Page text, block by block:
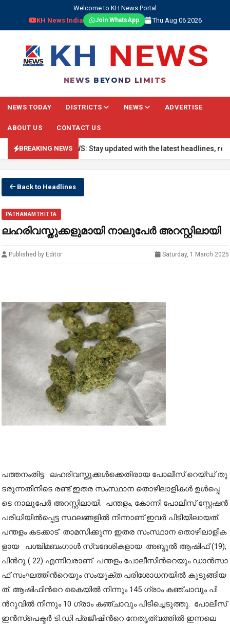
Welcome to KH News Portal
KH News India
Join WhatsApp Thu Aug 06 2026
NEWS BEYOND LIMITS
NEWS TODAY DISTRICTS NEWS ADVERTISE
ABOUT US CONTACT US
BREAKING NEWS
🔴 BREAKING NEWS: Stay updated with the latest headlines,
Back to Headlines
PATHANAMTHITTA
ല​ഹ​രിവ​സ്തു​ക്ക​ളു​മാ​യി നാ​ലു​പേ​ർ അ​റ​സ്റ്റി​ലാ​യി
Published by Editor Saturday, 1 March 2025
പ​ത്ത​നം​തി​ട്ട: ല​ഹ​രി​വ​സ്തു​ക്ക​ൾ​ക്കെ​തി​രാ​യ പോ​ലീ​സ് റെ​യ്‌​ഡ്‌ തു​
ട​രു​ന്ന​തി​നി​ടെ ര​ണ്ട് ഇതര സംസ്ഥാന തൊ​ഴി​ലാ​ളി​ക​ൾ ഉ​ൾ​പ്പെ​
ടെ നാ​ലു​പേ​ർ അ​റ​സ്റ്റി​ലാ​യി. പ​ന്ത​ളം, കോ​ന്നി പോ​ലീ​സ് സ്റ്റേ​ഷ​ൻ
പ​രി​ധി​യി​ൽ​പ്പെട്ട സ്ഥ​ല​ങ്ങ​ളി​ൽ നി​ന്നാ​ണ് ഇ​വ​ർ പി​ടി​യി​ലാ​യ​ത്.
പ​ന്ത​ളം ക​ട​ക്കാ​ട് താ​മ​സി​ക്കു​ന്ന ഇതര സംസ്ഥാന തൊ​ഴി​ലാ​ളി​ക​
ളാ​യ പ​ശ്ചി​മ​ബം​ഗാ​ൾ സ്വ​ദേ​ശി​ക​ളാ​യ അ​ബ്ദു​ൽ ആ​ഷി​ഫ് (19),
പി​ന്‍റു ( 22) എ​ന്നി​വ​രാ​ണ് പ​ന്ത​ളം പോ​ലീ​സി​ന്‍റെ​യും ഡാ​ൻ​സാ​
ഫ് സം​ഘ​ത്തി​ന്‍റെ​യും സം​യു​ക്ത പ​രി​ശോ​ധ​ന​യി​ൽ കു​ടു​ങ്ങി​യ​
ത്. ആ​ഷി​ഫി​ന്‍റെ കൈ​യി​ൽ നി​ന്നും 145 ഗ്രാം ​ക​ഞ്ചാ​വും പി​
ന്‍റു​വി​ൽ നി​ന്നും 10 ഗ്രാം ​ക​ഞ്ചാ​വും പി​ടി​ച്ചെ​ടു​ത്തു. പോ​ലീ​സ്
ഇ​ൻ​സ്‌​പെ​ക്ട​ർ ടി.​ഡി പ്ര​ജീ​ഷി​ന്‍റെ നേ​തൃ​ത്വ​ത്തി​ൽ ഇ​ന്ന​ലെ